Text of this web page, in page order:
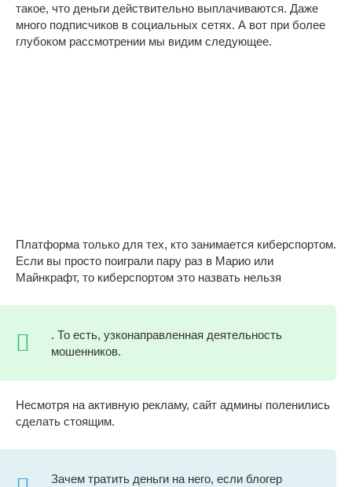
такое, что деньги действительно выплачиваются. Даже
много подписчиков в социальных сетях. А вот при более
глубоком рассмотрении мы видим следующее.
Платформа только для тех, кто занимается киберспортом.
Если вы просто поиграли пару раз в Марио или
Майнкрафт, то киберспортом это назвать нельзя
. То есть, узконаправленная деятельность
мошенников.
Несмотря на активную рекламу, сайт админы поленились
сделать стоящим.
Зачем тратить деньги на него, если блогер